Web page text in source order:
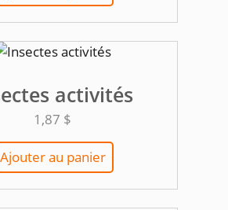
activités
1,87 $
Ajouter au panier